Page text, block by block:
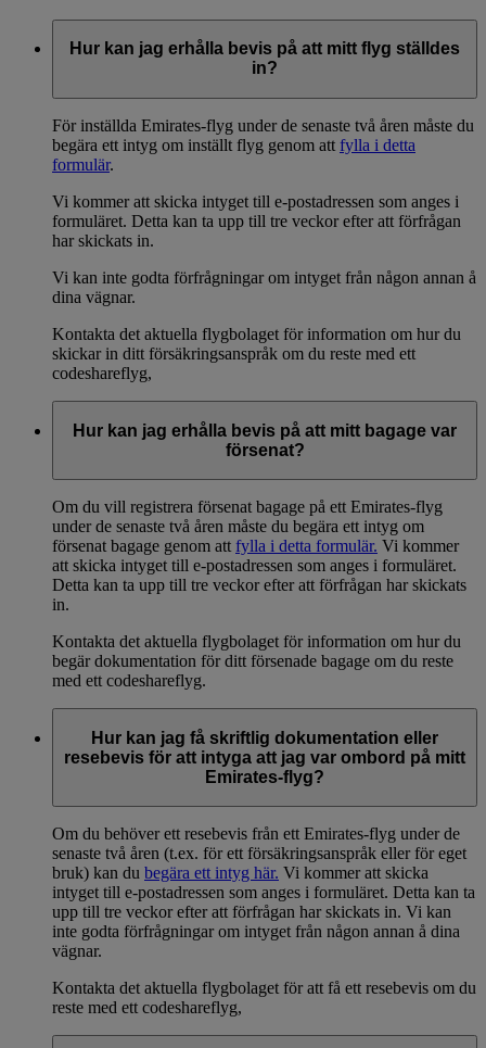
Hur kan jag erhålla bevis på att mitt flyg ställdes
in?
För inställda Emirates-flyg under de senaste två åren måste du
begära ett intyg om inställt flyg genom att fylla i detta
formulär.
Vi kommer att skicka intyget till e-postadressen som anges i
formuläret. Detta kan ta upp till tre veckor efter att förfrågan
har skickats in.
Vi kan inte godta förfrågningar om intyget från någon annan å
dina vägnar.
Kontakta det aktuella flygbolaget för information om hur du
skickar in ditt försäkringsanspråk om du reste med ett
codeshareflyg,
Hur kan jag erhålla bevis på att mitt bagage var
försenat?
Om du vill registrera försenat bagage på ett Emirates-flyg
under de senaste två åren måste du begära ett intyg om
försenat bagage genom att fylla i detta formulär. Vi kommer
att skicka intyget till e-postadressen som anges i formuläret.
Detta kan ta upp till tre veckor efter att förfrågan har skickats
in.
Kontakta det aktuella flygbolaget för information om hur du
begär dokumentation för ditt försenade bagage om du reste
med ett codeshareflyg.
Hur kan jag få skriftlig dokumentation eller
resebevis för att intyga att jag var ombord på mitt
Emirates-flyg?
Om du behöver ett resebevis från ett Emirates-flyg under de
senaste två åren (t.ex. för ett försäkringsanspråk eller för eget
bruk) kan du begära ett intyg här. Vi kommer att skicka
intyget till e-postadressen som anges i formuläret. Detta kan ta
upp till tre veckor efter att förfrågan har skickats in. Vi kan
inte godta förfrågningar om intyget från någon annan å dina
vägnar.
Kontakta det aktuella flygbolaget för att få ett resebevis om du
reste med ett codeshareflyg,